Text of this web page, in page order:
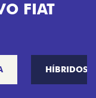
FIAT
HÍBRIDOS